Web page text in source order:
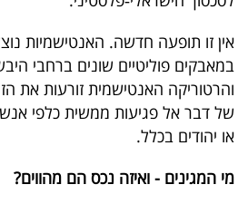
דרושים
ניוזלטרים
אדום
אין זו תופעה חדשה. האנטישמיות
במאבקים פוליטיים שונים ברחבי
והרטוריקה האנטישמית זורעות את
של דבר אל פגיעות ממשית כלפי
או יהודים בכלל.
מי המגינים - ואיזה נכס הם מהווים?